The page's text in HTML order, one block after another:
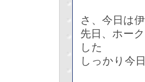
さ、今日は
先日、ホー
した
しっかり今